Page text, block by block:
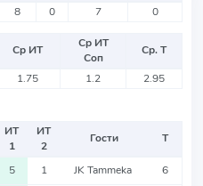
8 0 7 0
Ср ИТ
Ср ИТ
Соп
Ср. Т
1.75 1.2 2.95
ИТ
1
ИТ
2
Гости Т
5 1 JK Tammeka 6